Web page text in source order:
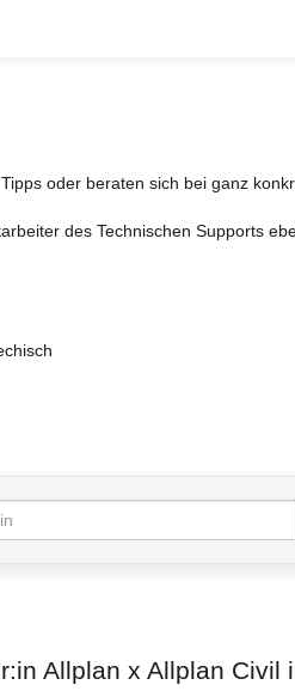
oder beraten sich bei ganz
des Technischen Supports
Allplan x Allplan Civil